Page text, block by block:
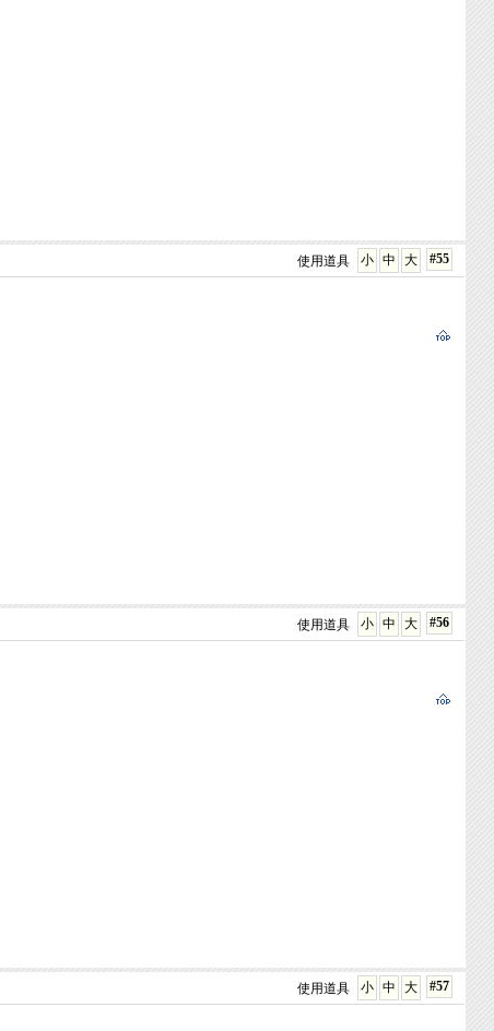
#55
大
中
小
使用道具
#56
大
中
小
使用道具
#57
大
中
小
使用道具